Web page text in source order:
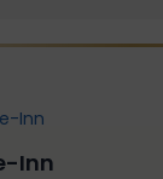
Inn